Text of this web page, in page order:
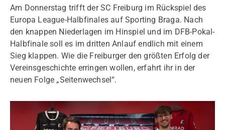
Am Donnerstag trifft der SC Freiburg im Rückspiel des
Europa League-Halbfinales auf Sporting Braga. Nach
den knappen Niederlagen im Hinspiel und im DFB-Pokal-
Halbfinale soll es im dritten Anlauf endlich mit einem
Sieg klappen. Wie die Freiburger den größten Erfolg der
Vereinsgeschichte erringen wollen, erfahrt ihr in der
neuen Folge „Seitenwechsel“.